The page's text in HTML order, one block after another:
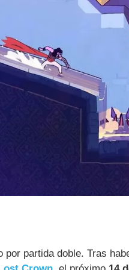
partida doble. Tras